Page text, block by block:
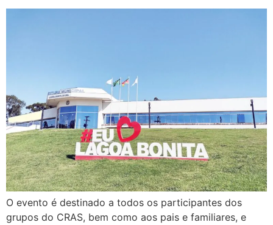
O evento é destinado a todos os participantes dos
grupos do CRAS, bem como aos pais e familiares, e